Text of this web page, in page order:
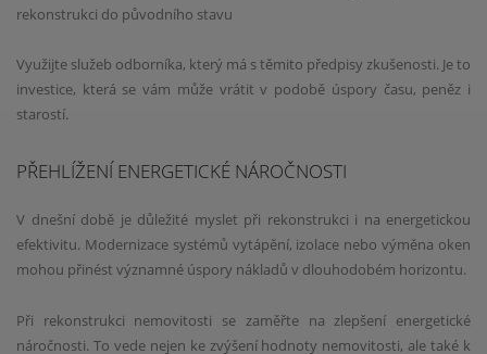
rekonstrukci do původního stavu
Využijte služeb odborníka, který má s těmito předpisy zkušenosti. Je to
investice, která se vám může vrátit v podobě úspory času, peněz i
starostí.
PŘEHLÍŽENÍ ENERGETICKÉ NÁROČNOSTI
V dnešní době je důležité myslet při rekonstrukci i na energetickou
efektivitu. Modernizace systémů vytápění, izolace nebo výměna oken
mohou přinést významné úspory nákladů v dlouhodobém horizontu.
Při rekonstrukci nemovitosti se zaměřte na zlepšení energetické
náročnosti. To vede nejen ke zvýšení hodnoty nemovitosti, ale také k